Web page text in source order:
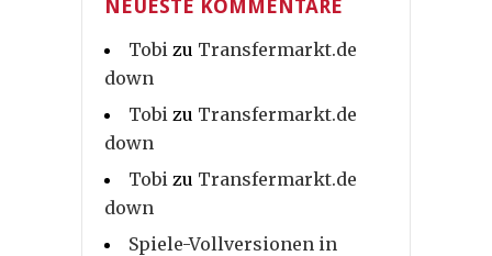
NEUESTE KOMMENTARE
Tobi zu Transfermarkt.de
down
Tobi zu Transfermarkt.de
down
Tobi zu Transfermarkt.de
down
Spiele-Vollversionen in